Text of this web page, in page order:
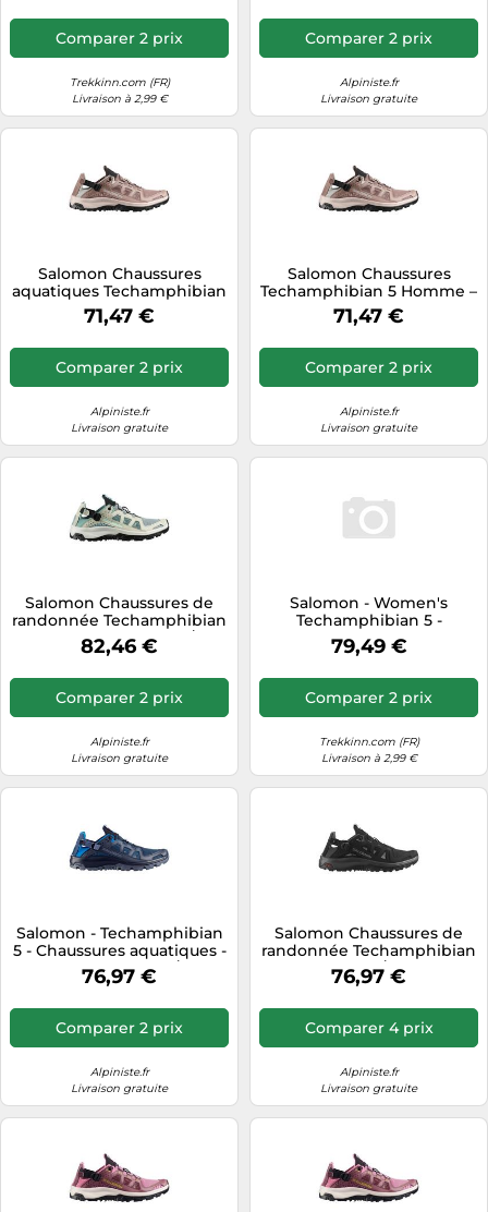
Comparer 2 prix
Trekkinn.com (FR)
Livraison à 2,99 €
Comparer 2 prix
Alpiniste.fr
Livraison gratuite
Salomon Chaussures
aquatiques Techamphibian
5 Homme Walnut /
Wrought Iron / Black Taille
46
71,47 €
Comparer 2 prix
Alpiniste.fr
Livraison gratuite
Salomon Chaussures
Techamphibian 5 Homme –
Walnut/Wrought Iron/Black
Taille 45 1/3
71,47 €
Comparer 2 prix
Alpiniste.fr
Livraison gratuite
Salomon Chaussures de
randonnée Techamphibian
5 Vert Taille EU 36 2/3
Femme
82,46 €
Comparer 2 prix
Alpiniste.fr
Livraison gratuite
Salomon - Women's
Techamphibian 5 -
Chaussures aquatiques - EU
42 2/3 - peat / rainy day /
79,49 €
Comparer 2 prix
Trekkinn.com (FR)
Livraison à 2,99 €
Salomon - Techamphibian
5 - Chaussures aquatiques -
EU 44 - spellbound / dark
navy / strong blue
76,97 €
Comparer 2 prix
Alpiniste.fr
Livraison gratuite
Salomon Chaussures de
randonnée Techamphibian
5 Noir EU 43 1/3 Homme
76,97 €
Comparer 4 prix
Alpiniste.fr
Livraison gratuite